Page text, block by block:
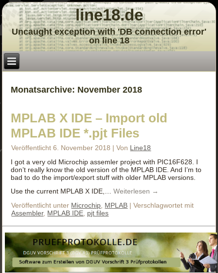
line18.de
Uncaught exception with 'DB connection error'
on line 18
Monatsarchive: November 2018
MPLAB X IDE – Import old
MPLAB IDE *.pjt Files
Veröffentlicht 6. November 2018 |Von Line18
I got a very old Microchip assemler project with PIC16F628. I
don’t really know the old version of the MPLAB IDE. And I’m to
bad to do the import/export stuff with older MPLAB versions.
Use the current MPLAB X IDE,…Weiterlesen →
Veröffentlicht unter Microchip, MPLAB |Verschlagwortet mit
Assembler, MPLAB IDE, pjt files